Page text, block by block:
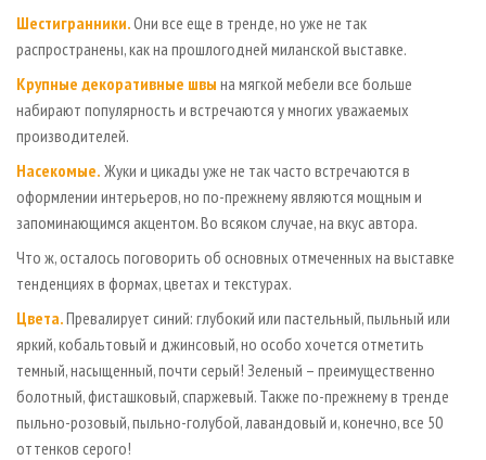
Шестигранники.Они все еще в тренде, но уже не так
распространены, как на прошлогодней миланской выставке.
Крупные декоративные швы на мягкой мебели все больше
набирают популярность и встречаются у многих уважаемых
производителей.
Насекомые. Жуки и цикады уже не так часто встречаются в
оформлении интерьеров, но по-прежнему являются мощным и
запоминающимся акцентом. Во всяком случае, на вкус автора.
Что ж, осталось поговорить об основных отмеченных на выставке
тенденциях в формах, цветах и текстурах.
Цвета.Превалирует синий: глубокий или пастельный, пыльный или
яркий, кобальтовый и джинсовый, но особо хочется отметить
темный, насыщенный, почти серый! Зеленый – преимущественно
болотный, фисташковый, спаржевый. Также по-прежнему в тренде
пыльно-розовый, пыльно-голубой, лавандовый и, конечно, все 50
оттенков серого!